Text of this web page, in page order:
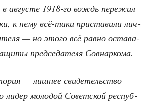
в авгу­сте 1918-го вождь пере­жил
к нему всё-таки при­ста­ви­ли лич­
— но это­го всё рав­но оста­ва­
пред­се­да­те­ля Совнаркома.
— лиш­нее сви­де­тель­ство
лидер моло­дой Совет­ской рес­пуб­